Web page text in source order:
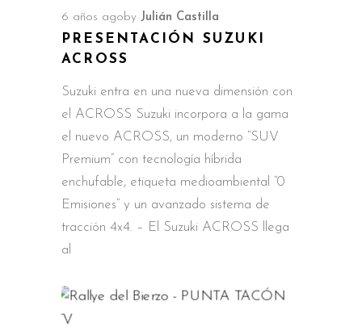
6 años ago by Julián Castilla
PRESENTACIÓN SUZUKI
ACROSS
Suzuki entra en una nueva dimensión con
el ACROSS Suzuki incorpora a la gama
el nuevo ACROSS, un moderno “SUV
Premium” con tecnología híbrida
enchufable, etiqueta medioambiental “0
Emisiones” y un avanzado sistema de
tracción 4x4. – El Suzuki ACROSS llega
al